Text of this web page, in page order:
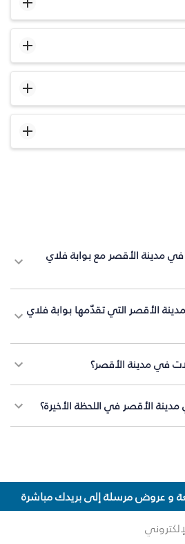
مدينة الأقصر مع بوابة فلاي
الأقصر التي تقدّمها بوابة فلاي
في مدينة الأقصر؟
الأقصر في اللحظة الأخيرة؟
و عروض مرسلة إلى بريدك مباشرة